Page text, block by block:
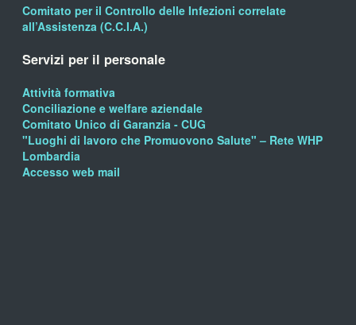
Comitato per il Controllo delle Infezioni correlate
all’Assistenza (C.C.I.A.)
Servizi per il personale
Attività formativa
Conciliazione e welfare aziendale
Comitato Unico di Garanzia - CUG
"Luoghi di lavoro che Promuovono Salute" – Rete WHP
Lombardia
Accesso web mail